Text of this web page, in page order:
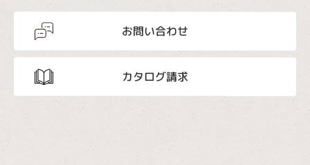
お問い合わせ
カタログ請求